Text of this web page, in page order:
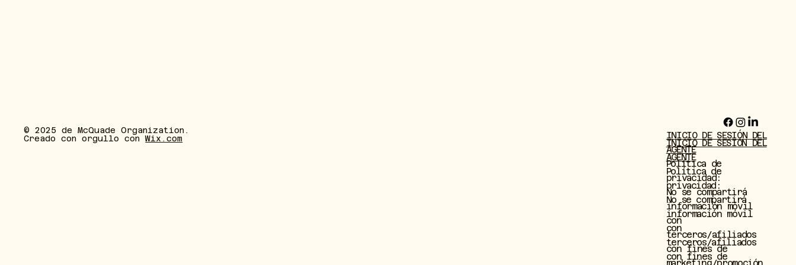
© 2025 de McQuade Organization.
Creado con orgullo conWix.com
INICIO DE SESIÓN DEL
AGENTE
Política de
privacidad:
No se compartirá
información móvil
con
terceros/afiliados
con fines de
marketing/promoción.
INICIO DE SESIÓN DEL
AGENTE
Política de
privacidad:
No se compartirá
información móvil
con
terceros/afiliados
con fines de